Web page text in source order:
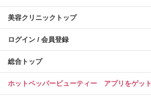
美容クリニックトップ
ログイン / 会員登録
総合トップ
ホットペッパービューティー アプリをゲット